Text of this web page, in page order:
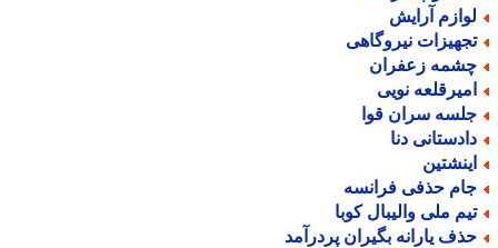
آرایش
نیروگاهی
زعفران
نویی
سران قوا
دنا
حذفی فرانسه
ملی والیبال کوبا
یارانه بگیران پردرآمد